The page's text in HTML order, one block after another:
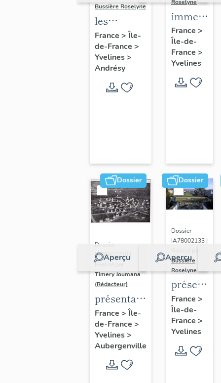
Bussière Roselyne
les
immeubles,
maisons et
fermes du
canton
d'Andrésy
France > Île-
de-France >
Yvelines>
Andrésy
Roselyne
maisons,
fermes
France >
Île-de-
France >
Yvelines
Dossier
Aperçu
Dossier
IA78002210 |
Réalisé par
Timery Joumana
(Rédacteur)
présentation
de l'étude
d'Elisabethville
France > Île-
de-France >
Yvelines>
Aubergenville
Dossier
Aperçu
Dossier
IA78002133 |
Bussière
Roselyne
du
diagnostic
et
France >
Île-de-
France >
Yvelines